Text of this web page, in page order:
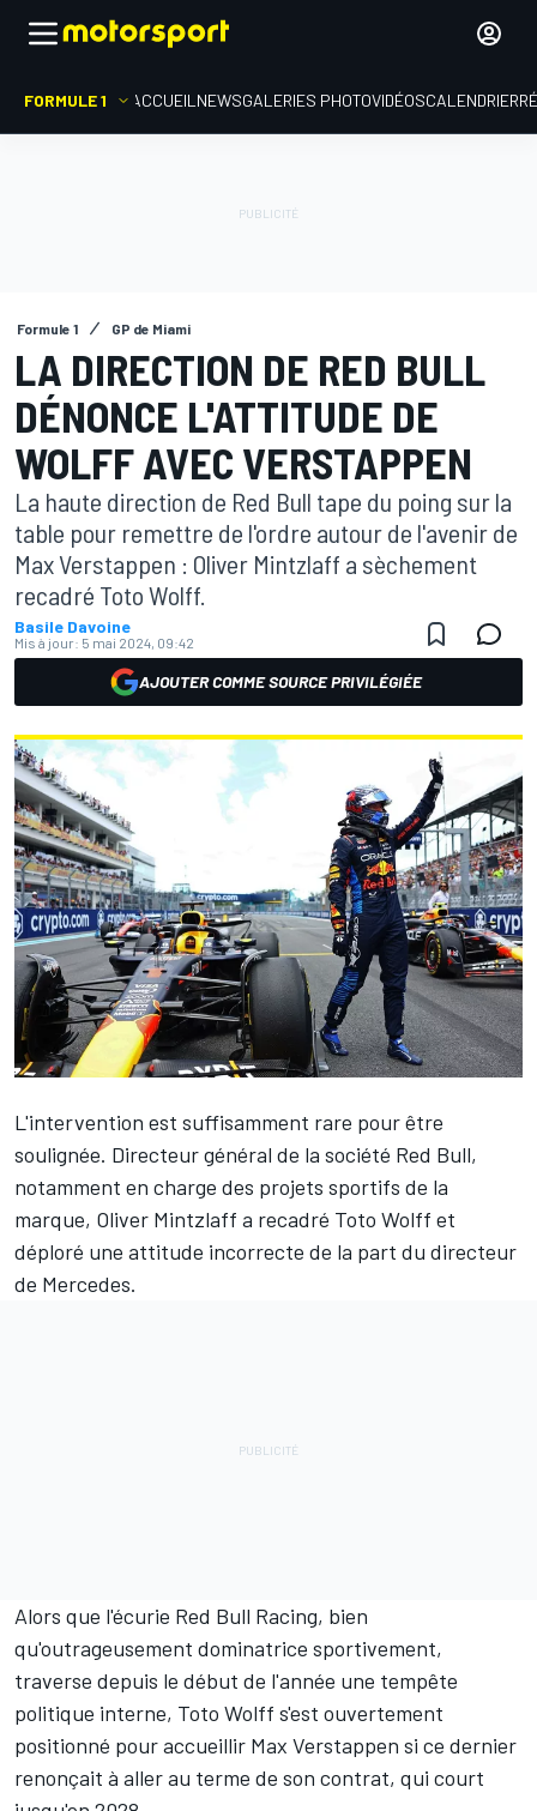
FORMULE 1 ACCUEIL NEWSGALERIES PHOTOVIDÉOSCALENDRIER
Formule 1 GP de Miami
LA DIRECTION DE RED BULL
DÉNONCE L'ATTITUDE DE
WOLFF AVEC VERSTAPPEN
La haute direction de Red Bull tape du poing sur la
table pour remettre de l'ordre autour de l'avenir de
Max Verstappen : Oliver Mintzlaff a sèchement
recadré Toto Wolff.
Basile Davoine
Mis à jour: 5 mai 2024, 09:42
AJOUTER COMME SOURCE PRIVILÉGIÉE
L'intervention est suffisamment rare pour être
soulignée. Directeur général de la société Red Bull,
notamment en charge des projets sportifs de la
marque, Oliver Mintzlaff a recadré Toto Wolff et
déploré une attitude incorrecte de la part du directeur
de Mercedes.
Alors que l'écurie Red Bull Racing, bien
qu'outrageusement dominatrice sportivement,
traverse depuis le début de l'année une tempête
politique interne, Toto Wolff s'est ouvertement
positionné pour accueillir Max Verstappen si ce dernier
renonçait à aller au terme de son contrat, qui court